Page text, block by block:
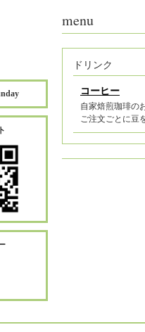
menu
ドリンク
コーヒー
自家焙煎珈琲の
ご注文ごとに豆